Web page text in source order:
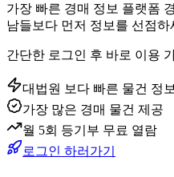
가장 빠른 경매 정보 플랫폼
남들보다 먼저 정보를 선점하
간단한 로그인 후 바로 이용
대법원 보다 빠른 물건 정보
가장 많은 경매 물건 제공
월 5회 등기부 무료 열람
로그인 하러가기